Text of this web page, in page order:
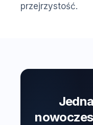
przejrzystość.